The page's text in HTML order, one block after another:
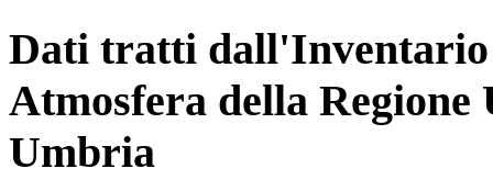
Dati tratti dall'Inventario
Atmosfera della
Umbria